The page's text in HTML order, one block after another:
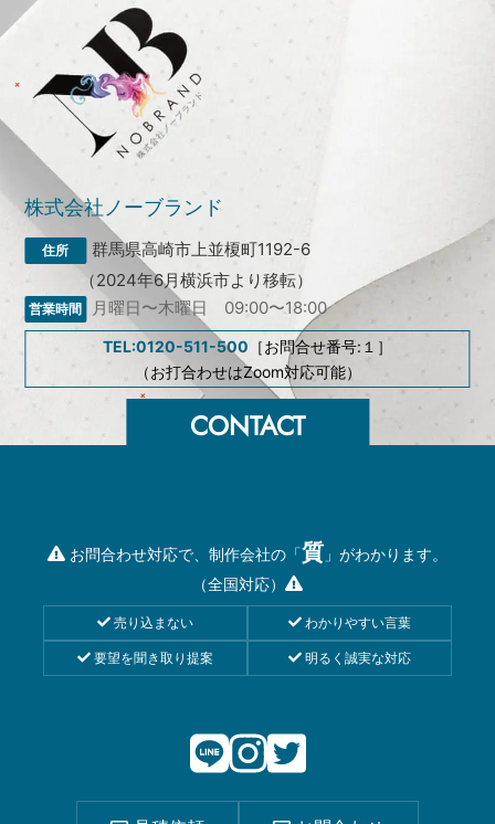
株式会社ノーブランド
群馬県高崎市上並榎町1192-6
（2024年6月横浜市より移転）
月曜日〜木曜日 09:00〜18:00
TEL:0120-511-500 ［お問合せ番号:１］
（お打合わせはZoom対応可能）
お問合わせ対応で、制作会社の「質 」がわかります。
（全国対応）
売り込まない わかりやすい言葉
要望を聞き取り提案 明るく誠実な対応